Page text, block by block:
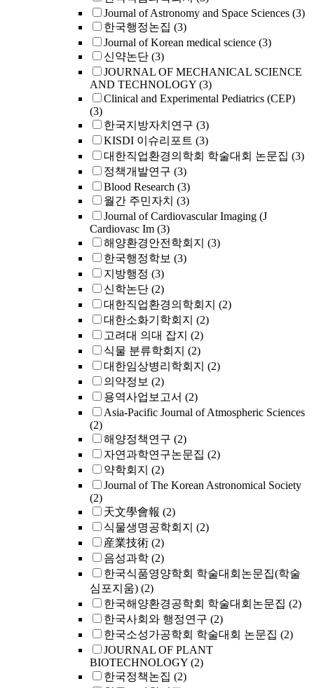
Journal of Astronomy and Space Sciences (3)
한국행정논집 (3)
Journal of Korean medical science (3)
신약논단 (3)
JOURNAL OF MECHANICAL SCIENCE
AND TECHNOLOGY (3)
Clinical and Experimental Pediatrics (CEP)
(3)
한국지방자치연구 (3)
KISDI 이슈리포트 (3)
대한직업환경의학회 학술대회 논문집 (3)
정책개발연구 (3)
Blood Research (3)
월간 주민자치 (3)
Journal of Cardiovascular Imaging (J
Cardiovasc Im (3)
해양환경안전학회지 (3)
한국행정학보 (3)
지방행정 (3)
신학논단 (2)
대한직업환경의학회지 (2)
대한소화기학회지 (2)
고려대 의대 잡지 (2)
식물 분류학회지 (2)
대한임상병리학회지 (2)
의약정보 (2)
용역사업보고서 (2)
Asia-Pacific Journal of Atmospheric Sciences
(2)
해양정책연구 (2)
자연과학연구논문집 (2)
약학회지 (2)
Journal of The Korean Astronomical Society
(2)
天文學會報 (2)
식물생명공학회지 (2)
産業技術 (2)
음성과학 (2)
한국식품영양학회 학술대회논문집(학술
심포지움) (2)
한국해양환경공학회 학술대회논문집 (2)
한국사회와 행정연구 (2)
한국소성가공학회 학술대회 논문집 (2)
JOURNAL OF PLANT
BIOTECHNOLOGY (2)
한국정책논집 (2)